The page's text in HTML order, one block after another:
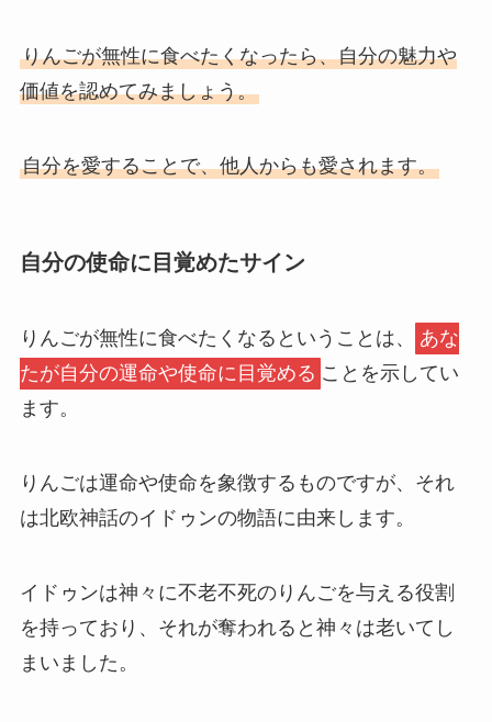
りんごが無性に食べたくなったら、自分の魅力や
価値を認めてみましょう。
自分を愛することで、他人からも愛されます。
自分の使命に目覚めたサイン
りんごが無性に食べたくなるということは、
あな
たが自分の運命や使命に目覚める ことを示してい
ます。
りんごは運命や使命を象徴するものですが、それ
は北欧神話のイドゥンの物語に由来します。
イドゥンは神々に不老不死のりんごを与える役割
を持っており、それが奪われると神々は老いてし
まいました。